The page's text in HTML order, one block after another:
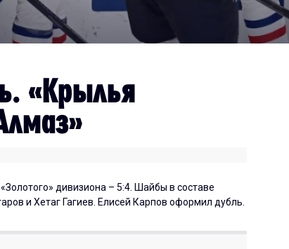
Снежные Барсы
Спутник Ал
«Крылья
дивизиона – 5:4. Шайбы в составе
и Хетаг Гагиев. Елисей Карпов оформил дубль.